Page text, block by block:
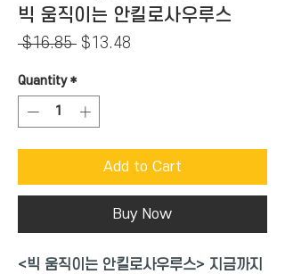
빅 움직이는 안킬로사우루스
$16.85 Regular
$13.48
Quantity *
Add to Cart
Buy Now
<빅 움직이는 안킬로사우루스> 지금까지